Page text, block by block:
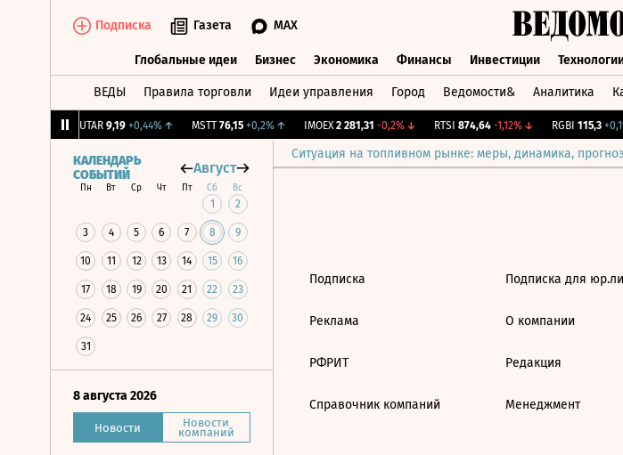
Подписка Газета MAX
Глобальные идеи Бизнес Экономика Финансы Инвестиции
ВЕДЫ Правила торговли Идеи управления Город Ведомости& Аналитика
UTAR 9,19 +0,44%↑ MSTT 76,15 +0,2%↑ IMOEX 2 281,31 -0,2%↓ RTSI 874,64 -1,12%↓ RGBI 115,3 +0,1%
Ситуация на топливном рынке: меры, динамика,
КАЛЕНДАРЬ
СОБЫТИЙ
Август
Пн Вт Ср Чт Пт Сб Вс
1 2
3 4 5 6 7 8 9
10 11 12 13 14 15 16
17 18 19 20 21 22 23
24 25 26 27 28 29 30
31
8 августа 2026
Новости Новости
компаний
Подписка
Реклама
РФРИТ
Справочник компаний
Подписка для
О компании
Редакция
Менеджмент